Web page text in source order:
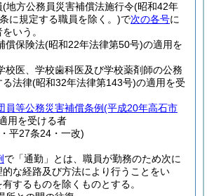
(地方公務員災害補償法施行令(昭和42年
に規定する職員を除く。)で次の各号に
いう。
償保険法(昭和22年法律第50号)の適用を
校医、学校歯科医及び学校薬剤師の公務
る法律(昭和32年法律第143号)の適用を受
員等公務災害補償条例(平成20年高石市
用を受ける者
平27条24・一改)
で「通勤」とは、職員が勤務のため次に
な経路及び方法により行うことをい
するものを除くものとする。